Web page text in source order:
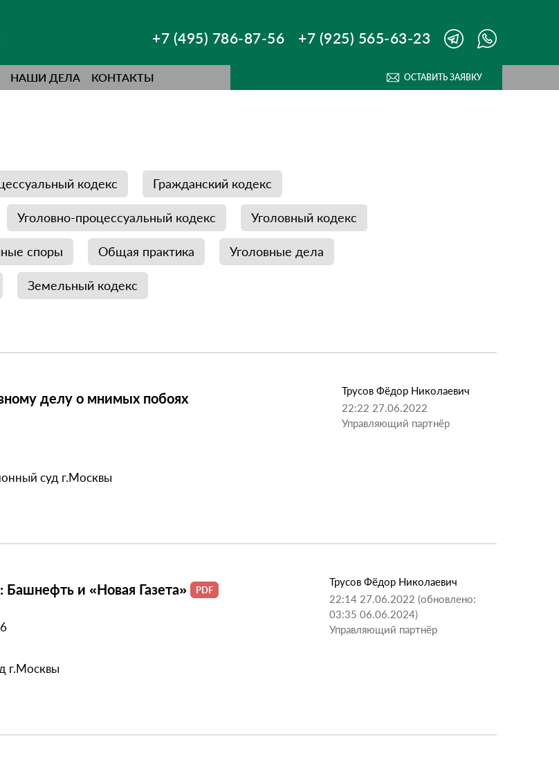
+7 (495) 786-87-56 +7 (925) 565-63-23
НАШИ ДЕЛА КОНТАКТЫ ОСТАВИТЬ ЗАЯВКУ
кодекс Гражданский кодекс
Уголовно-процессуальный кодекс Уголовный кодекс
споры Общая практика Уголовные дела
Земельный кодекс
делу о мнимых побоях
суд г.Москвы
Трусов Фёдор Николаевич
22:22 27.06.2022
Управляющий партнёр
Башнефть и «Новая Газета»
г.Москвы
Трусов Фёдор Николаевич
22:14 27.06.2022 (обновлено:
03:35 06.06.2024)
Управляющий партнёр